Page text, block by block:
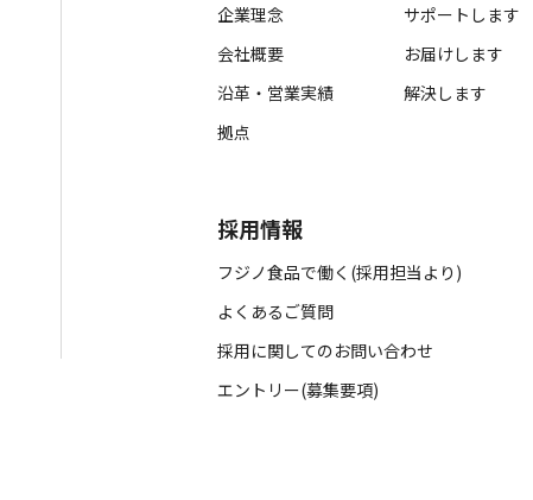
企業理念
会社概要
沿革・営業実績
拠点
サポートします
お届けします
解決します
採用情報
フジノ食品で働く(採用担当より)
よくあるご質問
採用に関してのお問い合わせ
エントリー(募集要項)